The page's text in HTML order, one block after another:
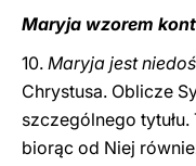
Maryja wzorem
10. Maryja jest
Chrystusa. Oblicze
szczególnego tytułu.
biorąc od Niej